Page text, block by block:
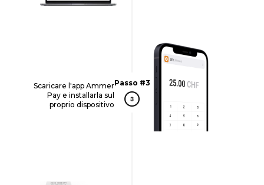
Scaricare l'app Ammer
Pay e installarla sul
proprio dispositivo
Passo #3